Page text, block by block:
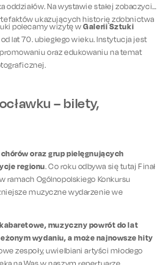
oddziałów. Na wystawie stałej zobaczycie
ukazujących historię zdobnictwa
polecamy wizytę wGalerii Sztuki
od lat 70. ubiegłego wieku. Instytucja jest
oraz edukowaniu na temat
– bilety,
oraz grup pielęgnujących
regionu. Co roku odbywa się tutaj Finał
ramach Ogólnopolskiego Konkursu
muzyczne wydarzenie we
muzyczny powrót do lat
wydaniu, a może najnowsze hity
zespoły, uwielbiani artyści młodego